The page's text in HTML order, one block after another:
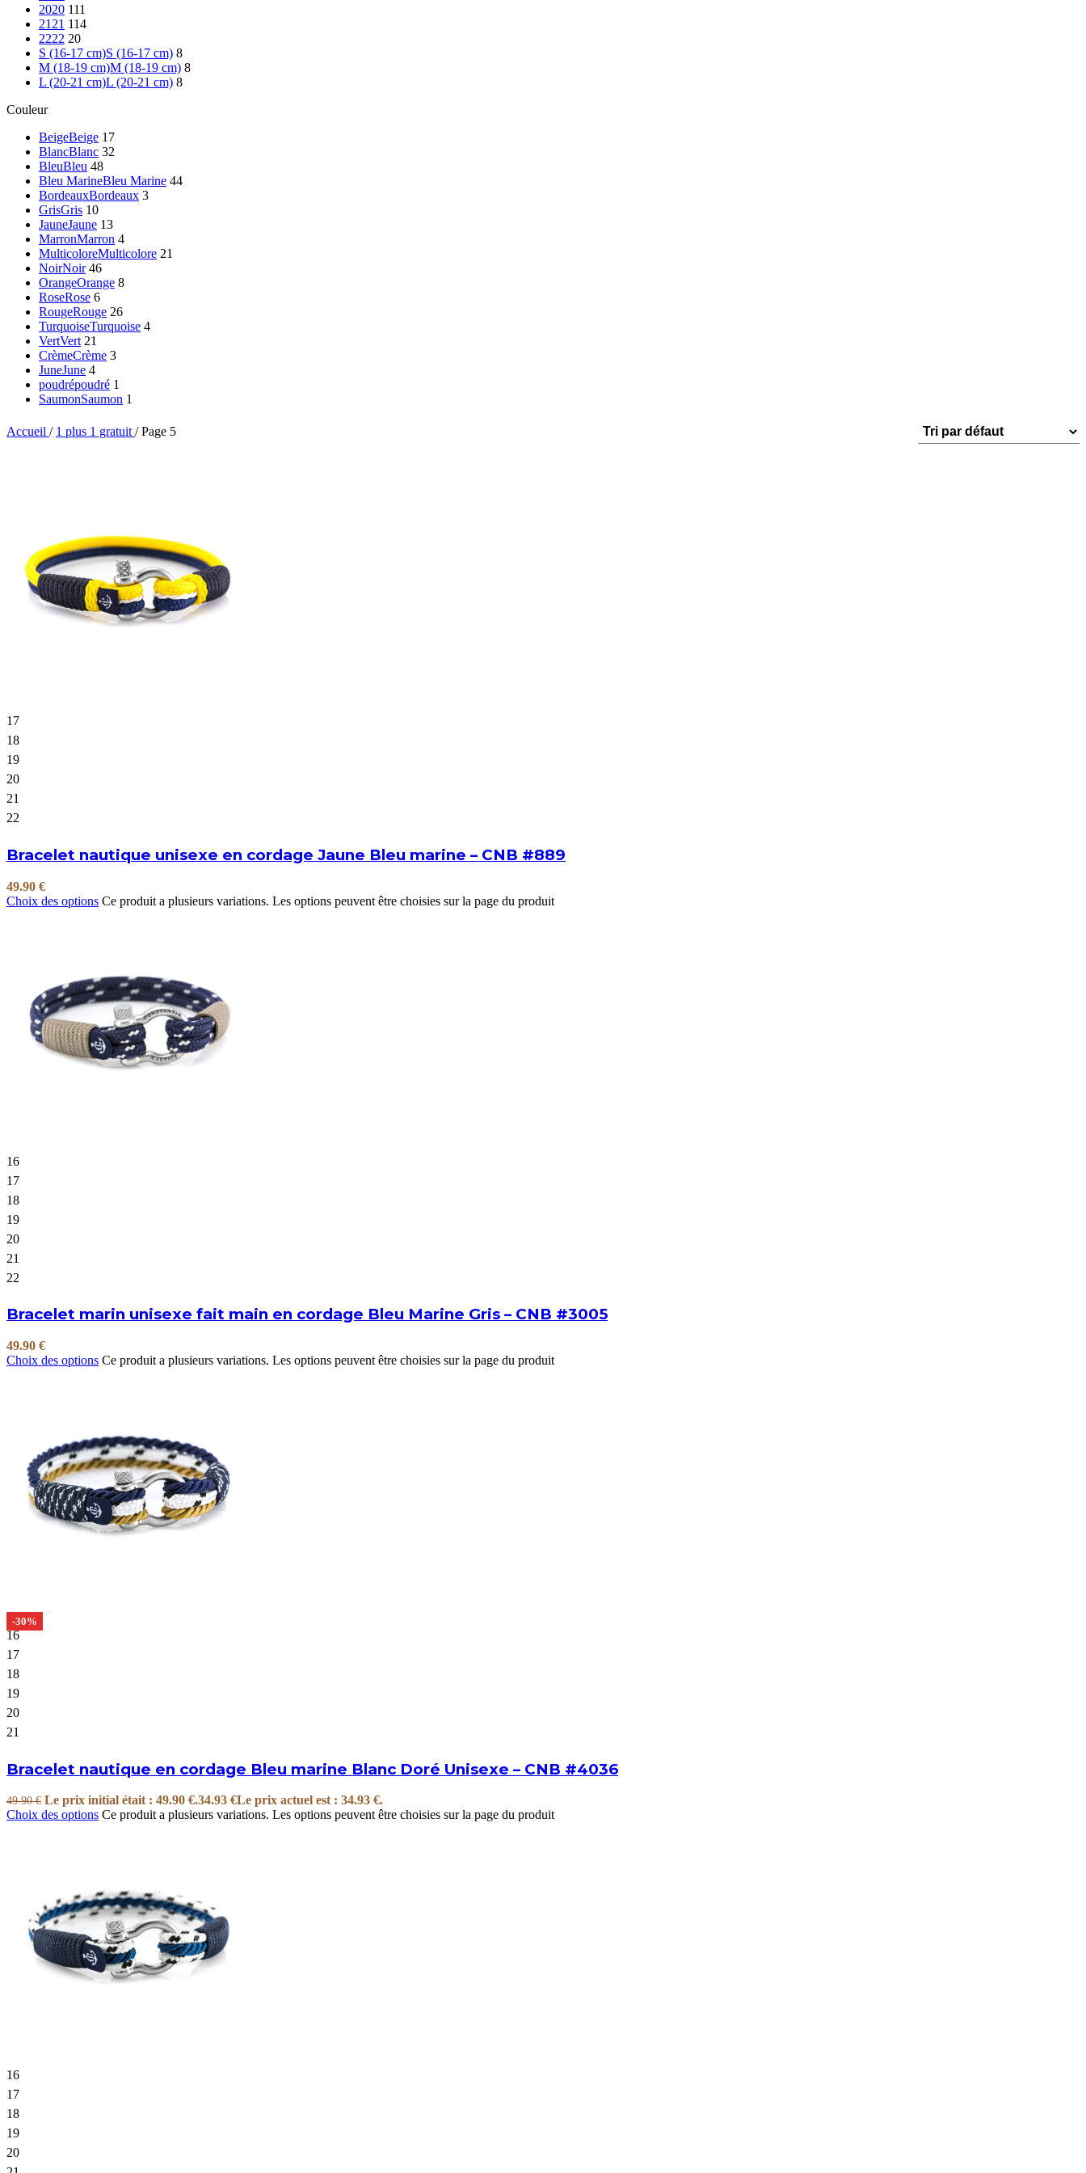
2020 111
21 21 114
2222 20
S (16-17 cm)S (16-17 cm) 8
M (18-19 cm)M (18-19 cm) 8
L (20-21 cm)L (20-21 cm) 8
Couleur
BeigeBeige 17
BlancBlanc 32
BleuBleu 48
Bleu MarineBleu Marine 44
BordeauxBordeaux 3
GrisGris 10
JauneJaune 13
MarronMarron 4
MulticoloreMulticolore 21
NoirNoir 46
OrangeOrange 8
RoseRose 6
RougeRouge 26
TurquoiseTurquoise 4
VertVert 21
CrèmeCrème 3
JuneJune 4
poudrépoudré 1
SaumonSaumon 1
Accueil / 1 plus 1 gratuit / Page 5
17
18
19
20
21
22
Bracelet nautique unisexe en cordage Jaune Bleu marine – CNB #889
49.90 €
Choix des options Ce produit a plusieurs variations. Les options peuvent être choisies sur la page du produit
16
17
18
19
20
21
22
Bracelet marin unisexe fait main en cordage Bleu Marine Gris – CNB #3005
49.90 €
Choix des options Ce produit a plusieurs variations. Les options peuvent être choisies sur la page du produit
-30%
16
17
18
19
20
21
Bracelet nautique en cordage Bleu marine Blanc Doré Unisexe – CNB #4036
49.90€ Le prix initial était : 49.90 €.34.93 €Le prix actuel est : 34.93 €.
Choix des options Ce produit a plusieurs variations. Les options peuvent être choisies sur la page du produit
16
17
18
19
20